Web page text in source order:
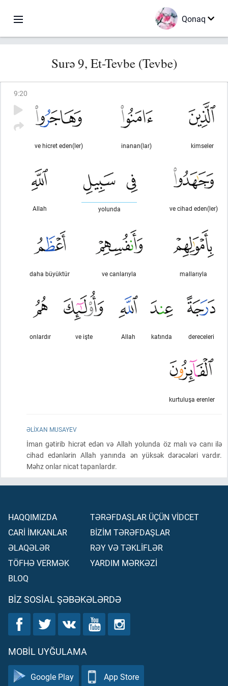
Qonaq
Surə 9, Et-Tevbe (Tevbe)
9:20
kimseler
inanan(lar)
ve hicret eden(ler)
ve cihad eden(ler)
yolunda
Allah
mallarıyla
ve canlarıyla
daha büyüktür
dereceleri
katında
Allah
ve işte
onlardır
kurtuluşa erenler
ƏLIXAN MUSAYEV
İman gətirib hicrət edən və Allah yolunda öz malı və canı ilə
cihad edənlərin Allah yanında ən yüksək dərəcələri vardır.
Məhz onlar nicat tapanlardır.
HAQQIMIZDA
CARİ İMKANLAR
ƏLAQƏLƏR
TÖFHƏ VERMƏK
BLOQ
TƏRƏFDAŞLAR ÜÇÜN VİDCET
BİZİM TƏRƏFDAŞLAR
RƏY VƏ TƏKLİFLƏR
YARDIM MƏRKƏZİ
BIZ SOSIAL ŞƏBƏKƏLƏRDƏ
MOBIL UYĞULAMA
Google Play App Store